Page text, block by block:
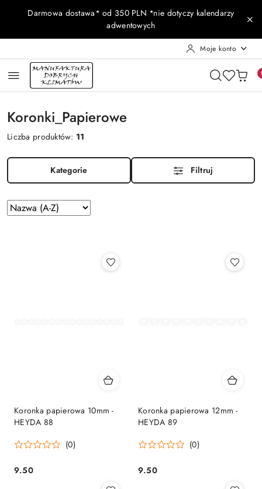
Przejdź do treści głównej
Przejdź do wyszukiwarki
Przejdź do moje konto
Przejdź do menu głównego
Przejdź do stopki
Darmowa dostawa* od 350 PLN *nie dotyczy kalendarzy
adwentowych
Moje konto
Koronki_Papierowe
Liczba produktów: 11
Kategorie Filtruj
Zastosowano
sortowanie:
Sortuj
według
Koronka papierowa 10mm -
HEYDA 88
(0)
Cena:
9.50
Koronka papierowa 12mm -
HEYDA 89
(0)
Cena:
9.50